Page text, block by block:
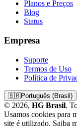
Planos e Preços
Blog
Status
Empresa
Suporte
Termos de Uso
Política de
🇧🇷Português (Brasil)
© 2026, HG Brasil.
Usamos cookies para
site é utilizado. Saiba